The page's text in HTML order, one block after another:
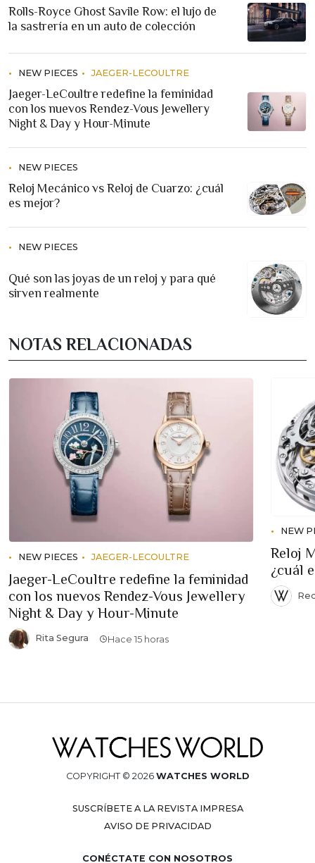
Rolls-Royce Ghost Savile Row: el lujo de
la sastrería en un auto de colección
NEW PIECES JAEGER-LECOULTRE
Jaeger-LeCoultre redefine la feminidad
con los nuevos Rendez-Vous Jewellery
Night & Day y Hour-Minute
NEW PIECES
Reloj Mecánico vs Reloj de Cuarzo: ¿cuál
es mejor?
NEW PIECES
Qué son las joyas de un reloj y para qué
sirven realmente
NOTAS RELACIONADAS
NEW PIECES JAEGER-LECOULTRE
Jaeger-LeCoultre redefine la feminidad
con los nuevos Rendez-Vous Jewellery
Night & Day y Hour-Minute
Rita Segura Hace 15 horas
NEW
Reloj
¿cuál
COPYRIGHT © 2026 WATCHES WORLD
SUSCRÍBETE A LA REVISTA IMPRESA
AVISO DE PRIVACIDAD
CONÉCTATE CON NOSOTROS